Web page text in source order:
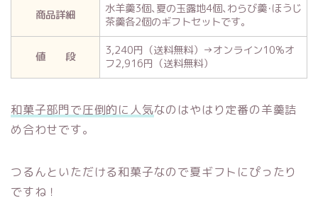
商品詳細
水羊羹3個､夏の玉露地4個､わらび羹･ほうじ
茶羹各2個のギフトセットです。
値 段
3,240円（送料無料）→オンライン10%オ
フ2,916円（送料無料）
和菓子部門で圧倒的に人気なのはやはり定番の羊羹詰
め合わせです。
つるんといただける和菓子なので夏ギフトにぴったり
ですね！